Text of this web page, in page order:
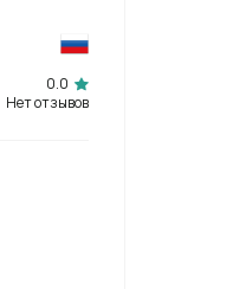
0.0
Нет отзывов